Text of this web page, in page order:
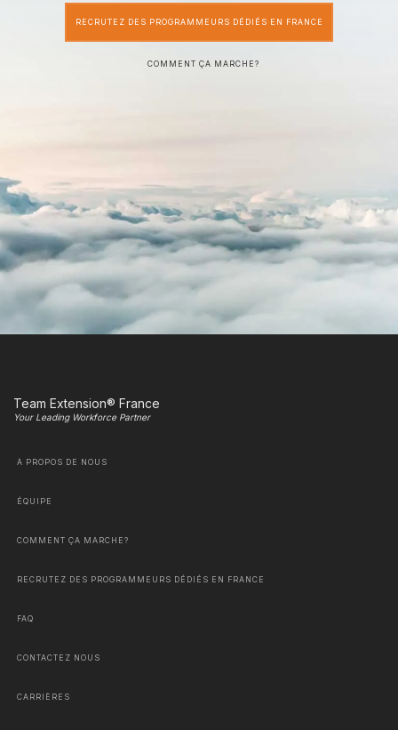
RECRUTEZ DES PROGRAMMEURS DÉDIÉS EN FRANCE
COMMENT ÇA MARCHE?
Team Extension® France
Your Leading Workforce Partner
À PROPOS DE NOUS
ÉQUIPE
COMMENT ÇA MARCHE?
RECRUTEZ DES PROGRAMMEURS DÉDIÉS EN FRANCE
FAQ
CONTACTEZ NOUS
CARRIÈRES